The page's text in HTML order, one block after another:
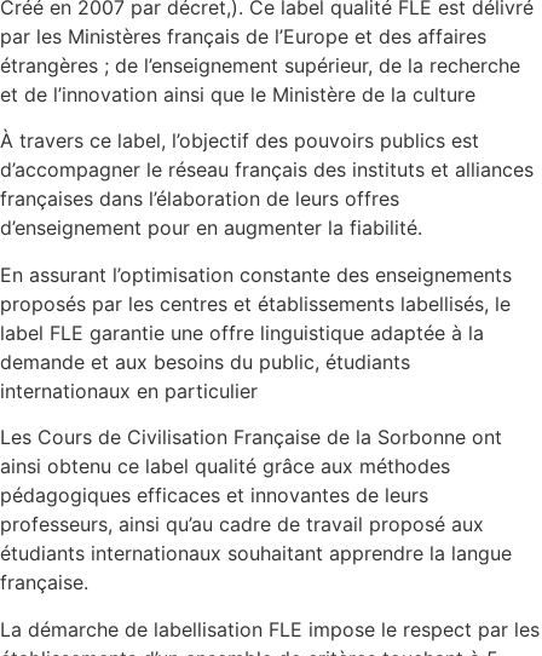
Créé en 2007 par décret,). Ce label qualité FLE est délivré
par les Ministères français de l’Europe et des affaires
étrangères ; de l’enseignement supérieur, de la recherche
et de l’innovation ainsi que le Ministère de la culture
À travers ce label, l’objectif des pouvoirs publics est
d’accompagner le réseau français des instituts et alliances
françaises dans l’élaboration de leurs offres
d’enseignement pour en augmenter la fiabilité.
En assurant l’optimisation constante des enseignements
proposés par les centres et établissements labellisés, le
label FLE garantie une offre linguistique adaptée à la
demande et aux besoins du public, étudiants
internationaux en particulier
Les Cours de Civilisation Française de la Sorbonne ont
ainsi obtenu ce label qualité grâce aux méthodes
pédagogiques efficaces et innovantes de leurs
professeurs, ainsi qu’au cadre de travail proposé aux
étudiants internationaux souhaitant apprendre la langue
française.
La démarche de labellisation FLE impose le respect par les